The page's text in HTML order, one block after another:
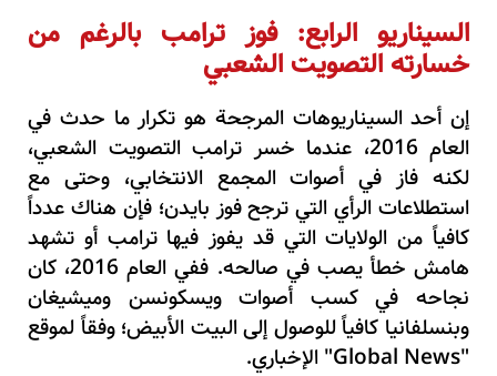
السيناريو الرابع: فوز ترامب بالرغم من
خسارته التصويت الشعبي
إن أحد السيناريوهات المرجحة هو تكرار ما حدث في
العام 2016، عندما خسر ترامب التصويت الشعبي،
لكنه فاز في أصوات المجمع الانتخابي، وحتى مع
استطلاعات الرأي التي ترجح فوز بايدن؛ فإن هناك عدداً
كافياً من الولايات التي قد يفوز فيها ترامب أو تشهد
هامش خطأ يصب في صالحه. ففي العام 2016، كان
نجاحه في كسب أصوات ويسكونسن وميشيغان
وبنسلفانيا كافياً للوصول إلى البيت الأبيض؛ وفقاً لموقع
"Global News" الإخباري.